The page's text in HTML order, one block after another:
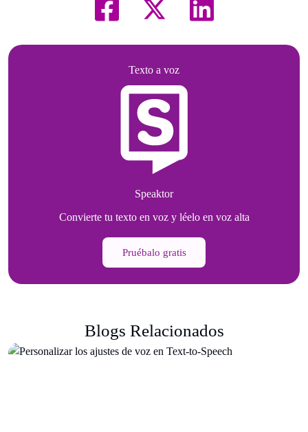
Texto a voz
Speaktor
Convierte tu texto en voz y léelo en voz alta
Pruébalo gratis
Blogs Relacionados